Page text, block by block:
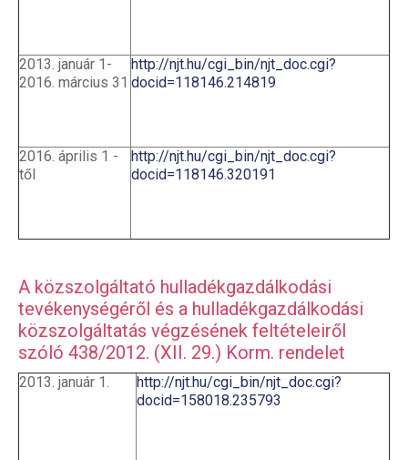
2013. január 1-
2016. március 31
http://njt.hu/cgi_bin/njt_doc.cgi?
docid=118146.214819
2016. április 1 -
től
http://njt.hu/cgi_bin/njt_doc.cgi?
docid=118146.320191
A közszolgáltató hulladékgazdálkodási
tevékenységéről és a hulladékgazdálkodási
közszolgáltatás végzésének feltételeiről
szóló 438/2012. (XII. 29.) Korm. rendelet
2013. január 1.
http://njt.hu/cgi_bin/njt_doc.cgi?
docid=158018.235793